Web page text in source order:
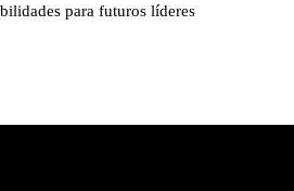
para futuros líderes